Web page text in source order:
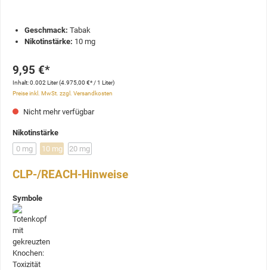
Geschmack: Tabak
Nikotinstärke: 10 mg
9,95 €*
Inhalt:0.002 Liter(4.975,00 €* / 1 Liter)
Preise inkl. MwSt. zzgl. Versandkosten
Nicht mehr verfügbar
Nikotinstärke
0 mg
10 mg 20 mg
CLP-/REACH-Hinweise
Symbole